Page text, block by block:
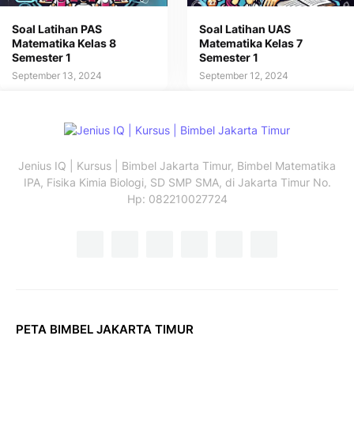
Soal Latihan PAS
Matematika Kelas 8
Semester 1
September 13, 2024
Soal Latihan UAS
Matematika Kelas 7
Semester 1
September 12, 2024
Jenius IQ | Kursus | Bimbel Jakarta Timur, Bimbel Matematika
IPA, Fisika Kimia Biologi, SD SMP SMA, di Jakarta Timur No.
Hp: 082210027724
PETA BIMBEL JAKARTA TIMUR